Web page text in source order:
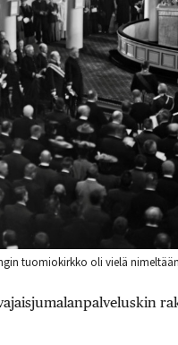
tuomiokirkko oli vielä